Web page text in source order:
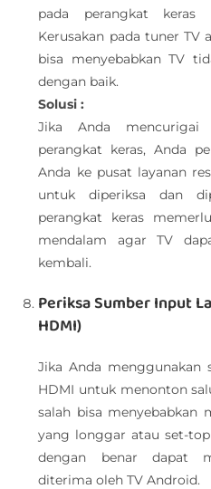
pada perangkat
Kerusakan pada tuner TV
bisa menyebabkan TV
dengan baik.
Solusi :
Jika Anda mencurigai
perangkat keras, Anda
Anda ke pusat layanan
untuk diperiksa dan
perangkat keras
mendalam agar TV
kembali.
Periksa Sumber Input
HDMI)
Jika Anda menggunakan
HDMI untuk menonton
salah bisa menyebabkan
yang longgar atau set-
dengan benar dapat
diterima oleh TV Android.